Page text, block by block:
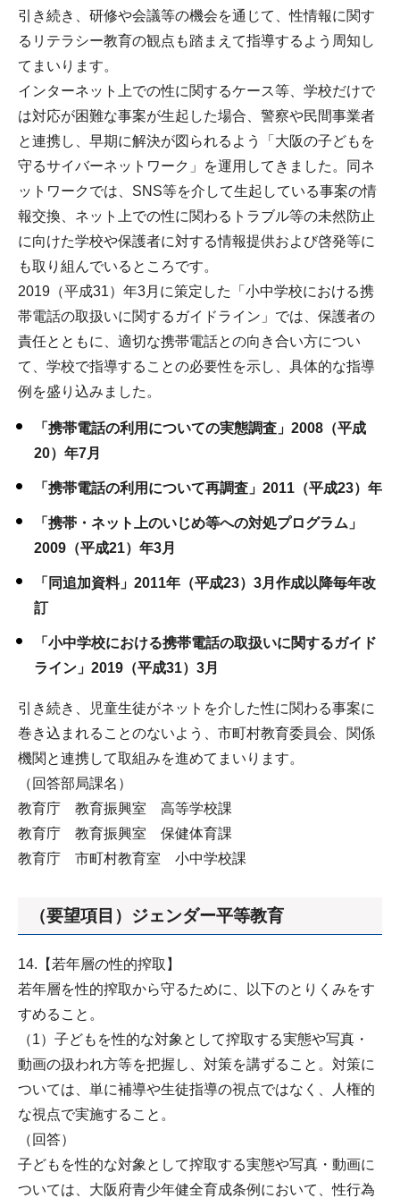
引き続き、研修や会議等の機会を通じて、性情報に関す
るリテラシー教育の観点も踏まえて指導するよう周知し
てまいります。
インターネット上での性に関するケース等、学校だけで
は対応が困難な事案が生起した場合、警察や民間事業者
と連携し、早期に解決が図られるよう「大阪の子どもを
守るサイバーネットワーク」を運用してきました。同ネ
ットワークでは、SNS等を介して生起している事案の情
報交換、ネット上での性に関わるトラブル等の未然防止
に向けた学校や保護者に対する情報提供および啓発等に
も取り組んでいるところです。
2019（平成31）年3月に策定した「小中学校における携
帯電話の取扱いに関するガイドライン」では、保護者の
責任とともに、適切な携帯電話との向き合い方につい
て、学校で指導することの必要性を示し、具体的な指導
例を盛り込みました。
「携帯電話の利用についての実態調査」2008（平成
20）年7月
「携帯電話の利用について再調査」2011（平成23）年
「携帯・ネット上のいじめ等への対処プログラム」
2009（平成21）年3月
「同追加資料」2011年（平成23）3月作成以降毎年改
訂
「小中学校における携帯電話の取扱いに関するガイド
ライン」2019（平成31）3月
引き続き、児童生徒がネットを介した性に関わる事案に
巻き込まれることのないよう、市町村教育委員会、関係
機関と連携して取組みを進めてまいります。
（回答部局課名）
教育庁 教育振興室 高等学校課
教育庁 教育振興室 保健体育課
教育庁 市町村教育室 小中学校課
（要望項目）ジェンダー平等教育
14.【若年層の性的搾取】
若年層を性的搾取から守るために、以下のとりくみをす
すめること。
（1）子どもを性的な対象として搾取する実態や写真・
動画の扱われ方等を把握し、対策を講ずること。対策に
ついては、単に補導や生徒指導の視点ではなく、人権的
な視点で実施すること。
（回答）
子どもを性的な対象として搾取する実態や写真・動画に
ついては、大阪府青少年健全育成条例において、性行為